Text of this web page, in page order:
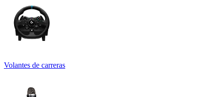
Volantes de carreras